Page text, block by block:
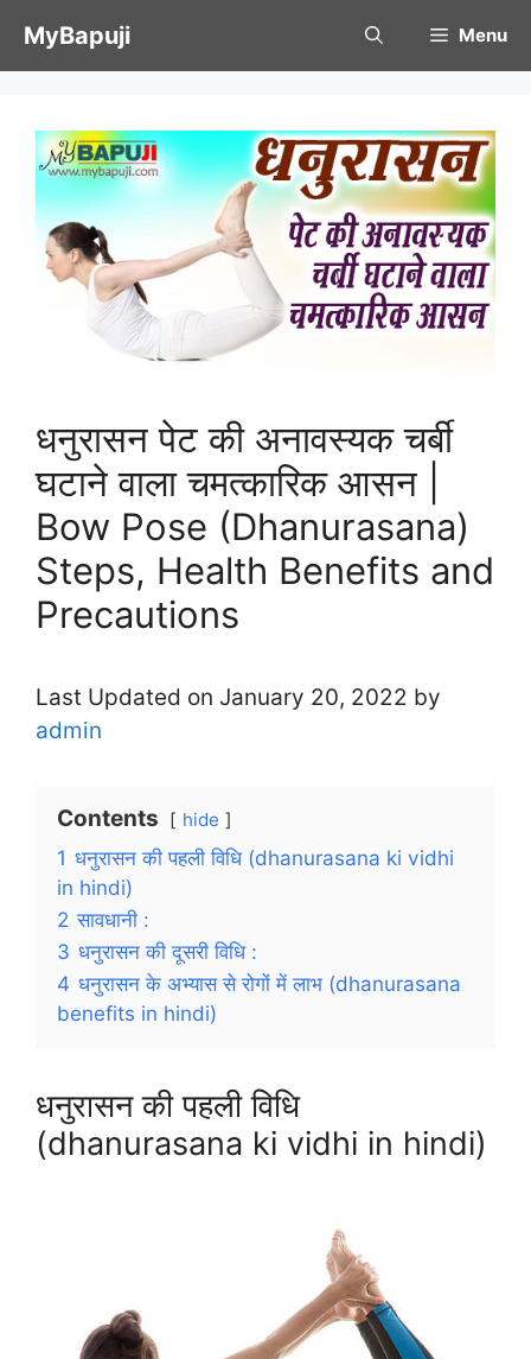
MyBapuji Menu
धनुरासन पेट की अनावस्यक चर्बी
घटाने वाला चमत्कारिक आसन |
Bow Pose (Dhanurasana)
Steps, Health Benefits and
Precautions
Last Updated on January 20, 2022 by
admin
Contents hide
1 धनुरासन की पहली विधि (dhanurasana ki vidhi
in hindi)
2 सावधानी :
3 धनुरासन की दूसरी विधि :
4 धनुरासन के अभ्यास से रोगों में लाभ (dhanurasana
benefits in hindi)
धनुरासन की पहली विधि
(dhanurasana ki vidhi in hindi)